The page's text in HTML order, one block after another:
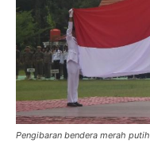
Pengibaran bendera merah putih